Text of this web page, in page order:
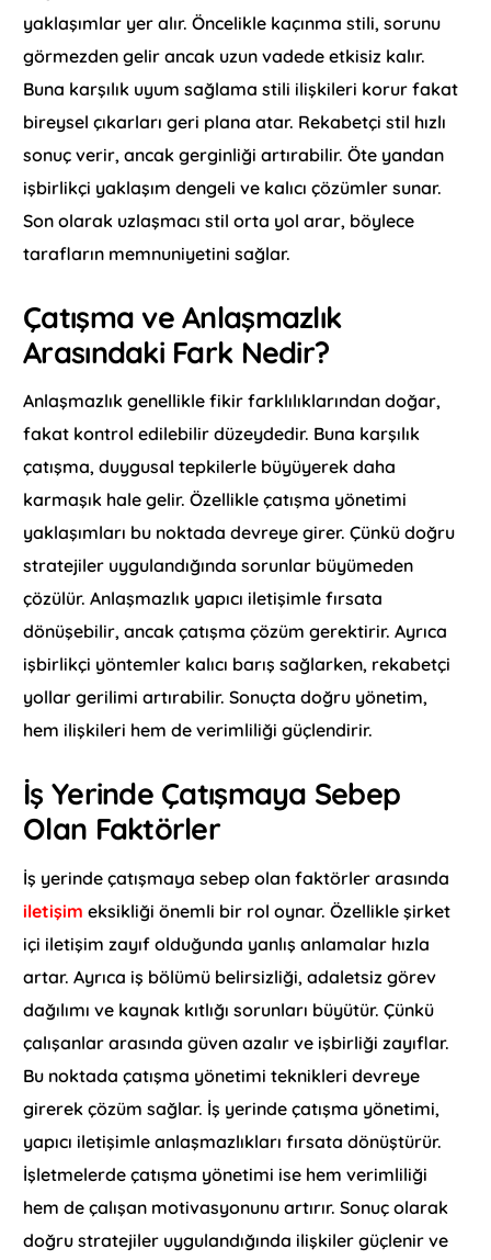
yaklaşımlar yer alır. Öncelikle kaçınma stili, sorunu
görmezden gelir ancak uzun vadede etkisiz kalır.
Buna karşılık uyum sağlama stili ilişkileri korur fakat
bireysel çıkarları geri plana atar. Rekabetçi stil hızlı
sonuç verir, ancak gerginliği artırabilir. Öte yandan
işbirlikçi yaklaşım dengeli ve kalıcı çözümler sunar.
Son olarak uzlaşmacı stil orta yol arar, böylece
tarafların memnuniyetini sağlar.
Çatışma ve Anlaşmazlık
Arasındaki Fark Nedir?
Anlaşmazlık genellikle fikir farklılıklarından doğar,
fakat kontrol edilebilir düzeydedir. Buna karşılık
çatışma, duygusal tepkilerle büyüyerek daha
karmaşık hale gelir. Özellikle çatışma yönetimi
yaklaşımları bu noktada devreye girer. Çünkü doğru
stratejiler uygulandığında sorunlar büyümeden
çözülür. Anlaşmazlık yapıcı iletişimle fırsata
dönüşebilir, ancak çatışma çözüm gerektirir. Ayrıca
işbirlikçi yöntemler kalıcı barış sağlarken, rekabetçi
yollar gerilimi artırabilir. Sonuçta doğru yönetim,
hem ilişkileri hem de verimliliği güçlendirir.
İş Yerinde Çatışmaya Sebep
Olan Faktörler
İş yerinde çatışmaya sebep olan faktörler arasında
iletişim eksikliği önemli bir rol oynar. Özellikle şirket
içi iletişim zayıf olduğunda yanlış anlamalar hızla
artar. Ayrıca iş bölümü belirsizliği, adaletsiz görev
dağılımı ve kaynak kıtlığı sorunları büyütür. Çünkü
çalışanlar arasında güven azalır ve işbirliği zayıflar.
Bu noktada çatışma yönetimi teknikleri devreye
girerek çözüm sağlar. İş yerinde çatışma yönetimi,
yapıcı iletişimle anlaşmazlıkları fırsata dönüştürür.
İşletmelerde çatışma yönetimi ise hem verimliliği
hem de çalışan motivasyonunu artırır. Sonuç olarak
doğru stratejiler uygulandığında ilişkiler güçlenir ve